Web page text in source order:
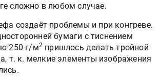
сложно в любом случае.
создаёт проблемы и при конгреве.
бумаги с тиснением
250 г/м2 пришлось делать тройной
т. к. мелкие элементы изображения